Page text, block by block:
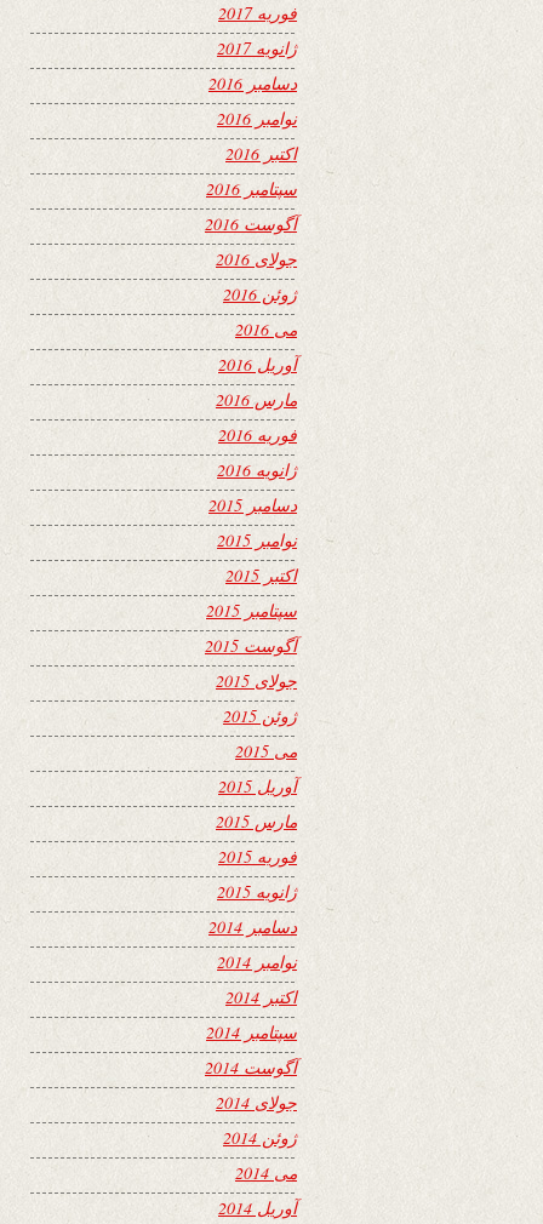
فوریه 2017
ژانویه 2017
دسامبر 2016
نوامبر 2016
اکتبر 2016
سپتامبر 2016
آگوست 2016
جولای 2016
ژوئن 2016
می 2016
آوریل 2016
مارس 2016
فوریه 2016
ژانویه 2016
دسامبر 2015
نوامبر 2015
اکتبر 2015
سپتامبر 2015
آگوست 2015
جولای 2015
ژوئن 2015
می 2015
آوریل 2015
مارس 2015
فوریه 2015
ژانویه 2015
دسامبر 2014
نوامبر 2014
اکتبر 2014
سپتامبر 2014
آگوست 2014
جولای 2014
ژوئن 2014
می 2014
آوریل 2014